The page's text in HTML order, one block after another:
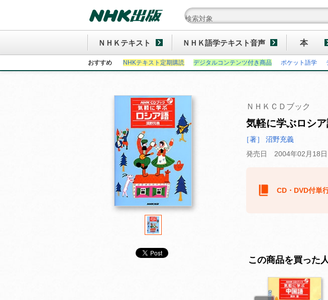
ＮＨＫテキスト ＮＨＫ語学テキスト音声 本
おすすめ NHKテキスト定期購読 デジタルコンテンツ付き商品 ポケット語学
ＮＨＫＣＤブック
気軽に学ぶロシ
［著］ 沼野充義
発売日 2004年02月18日
CD・DVD付単
この商品を買った